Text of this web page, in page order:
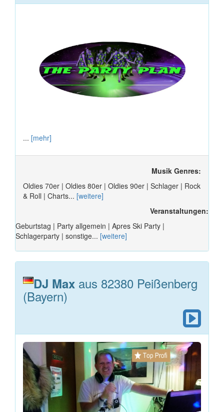
... [mehr]
Musik Genres:
Oldies 70er | Oldies 80er | Oldies 90er | Schlager | Rock
& Roll | Charts... [weitere]
Veranstaltungen:
Geburtstag | Party allgemein | Apres Ski Party |
Schlagerparty | sonstige... [weitere]
DJ Max aus 82380 Peißenberg
(Bayern)